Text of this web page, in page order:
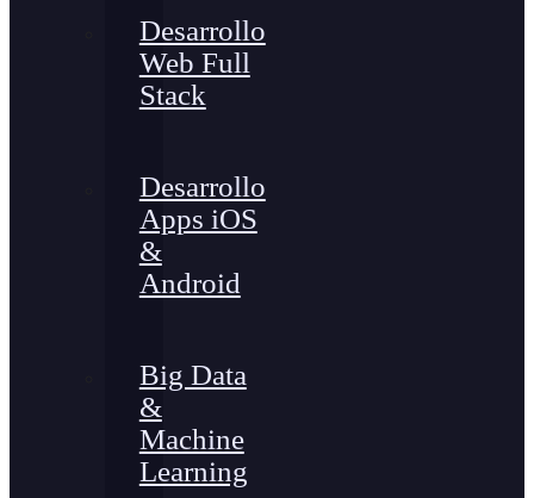
Desarrollo
Web Full
Stack
Desarrollo
Apps iOS
&
Android
Big Data
&
Machine
Learning